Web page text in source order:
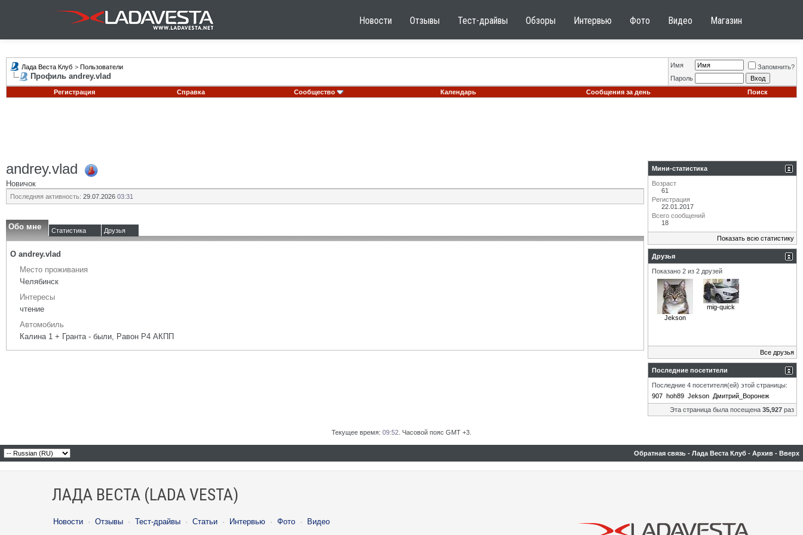
Новости Отзывы Тест-драйвы Обзоры Интервью Фото Видео Магазин
Лада Веста Клуб > Пользователи
Профиль andrey.vlad
Имя
Запомнить?
Пароль
Регистрация
Справка Сообщество Календарь Сообщения за день Поиск
andrey.vlad
Новичок
Последняя активность: 29.07.2026 03:31
Обо мне Статистика Друзья
О andrey.vlad
Место проживания
Челябинск
Интересы
чтение
Автомобиль
Калина 1 + Гранта - были, Равон Р4 АКПП
Мини-статистика
Возраст
61
Регистрация
22.01.2017
Всего сообщений
18
Показать всю статистику
Друзья
Показано 2 из 2 друзей
Jekson
mig-quick
Все друзья
Последние посетители
Последние 4 посетителя(ей) этой страницы:
907 hoh89 Jekson Дмитрий_Воронеж
Эта страница была посещена 35,927 раз
Текущее время: 09:52 . Часовой пояс GMT +3.
Обратная связь - Лада Веста Клуб - Архив - Вверх
ЛАДА ВЕСТА (LADA VESTA)
Новости · Отзывы · Тест-драйвы · Статьи · Интервью · Фото · Видео